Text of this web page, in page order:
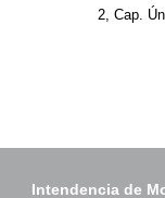
2, Cap.
Intendencia de